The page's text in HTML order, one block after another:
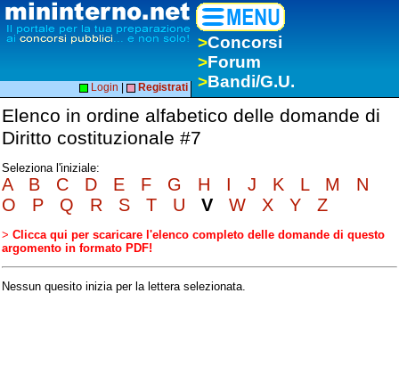
>Concorsi
>Forum
>Bandi/G.U.
Login Registrati
Elenco in ordine alfabetico delle domande di
Diritto costituzionale #7
Seleziona l'iniziale:
A B C D E F G H I J K L M
N
O
P Q R S T U V W X Y Z
> Clicca qui per scaricare l'elenco completo delle domande di questo
argomento in formato PDF!
Nessun quesito inizia per la lettera selezionata.